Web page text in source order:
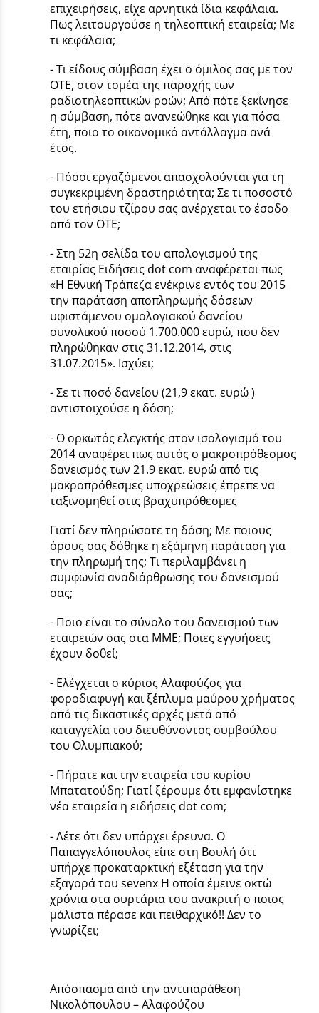
επιχειρήσεις, είχε αρνητικά ίδια κεφάλαια.
Πως λειτουργούσε η τηλεοπτική εταιρεία; Με
τι κεφάλαια;
- Τι είδους σύμβαση έχει ο όμιλος σας με τον
ΟΤE, στον τομέα της παροχής των
ραδιοτηλεοπτικών ροών; Από πότε ξεκίνησε
η σύμβαση, πότε ανανεώθηκε και για πόσα
έτη, ποιο το οικονομικό αντάλλαγμα ανά
έτος.
- Πόσοι εργαζόμενοι απασχολούνται για τη
συγκεκριμένη δραστηριότητα; Σε τι ποσοστό
του ετήσιου τζίρου σας ανέρχεται το έσοδο
από τον ΟΤΕ;
- Στη 52η σελίδα του απολογισμού της
εταιρίας Ειδήσεις dot com αναφέρεται πως
«Η Εθνική Τράπεζα ενέκρινε εντός του 2015
την παράταση αποπληρωμής δόσεων
υφιστάμενου ομολογιακού δανείου
συνολικού ποσού 1.700.000 ευρώ, που δεν
πληρώθηκαν στις 31.12.2014, στις
31.07.2015». Ισχύει;
- Σε τι ποσό δανείου (21,9 εκατ. ευρώ )
αντιστοιχούσε η δόση;
- Ο ορκωτός ελεγκτής στον ισολογισμό του
2014 αναφέρει πως αυτός ο μακροπρόθεσμος
δανεισμός των 21.9 εκατ. ευρώ από τις
μακροπρόθεσμες υποχρεώσεις έπρεπε να
ταξινομηθεί στις βραχυπρόθεσμες
Γιατί δεν πληρώσατε τη δόση; Με ποιους
όρους σας δόθηκε η εξάμηνη παράταση για
την πληρωμή της; Τι περιλαμβάνει η
συμφωνία αναδιάρθρωσης του δανεισμού
σας;
- Ποιο είναι το σύνολο του δανεισμού των
εταιρειών σας στα ΜΜΕ; Ποιες εγγυήσεις
έχουν δοθεί;
- Ελέγχεται ο κύριος Αλαφούζος για
φοροδιαφυγή και ξέπλυμα μαύρου χρήματος
από τις δικαστικές αρχές μετά από
καταγγελία του διευθύνοντος συμβούλου
του Ολυμπιακού;
- Πήρατε και την εταιρεία του κυρίου
Μπατατούδη; Γιατί ξέρουμε ότι εμφανίστηκε
νέα εταιρεία η ειδήσεις dot com;
- Λέτε ότι δεν υπάρχει έρευνα. Ο
Παπαγγελόπουλος είπε στη Βουλή ότι
υπήρχε προκαταρκτική εξέταση για την
εξαγορά του sevenx Η οποία έμεινε οκτώ
χρόνια στα συρτάρια του ανακριτή ο ποιος
μάλιστα πέρασε και πειθαρχικό!! Δεν το
γνωρίζει;
Απόσπασμα από την αντιπαράθεση
Νικολόπουλου – Αλαφούζου